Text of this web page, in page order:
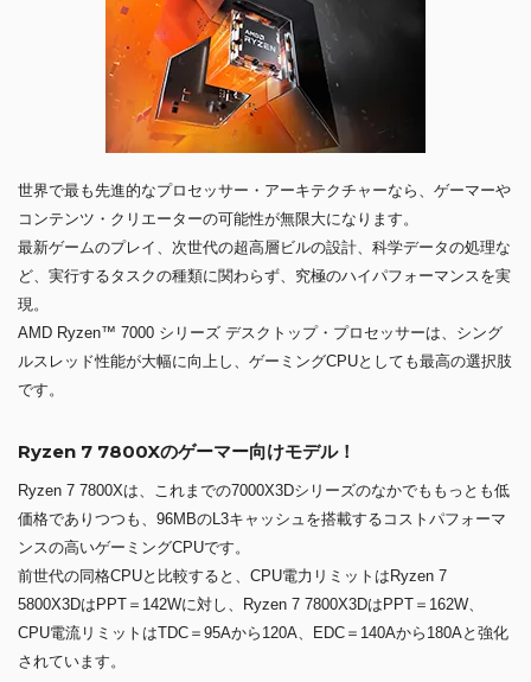
世界で最も先進的なプロセッサー・アーキテクチャーなら、ゲーマーや
コンテンツ・クリエーターの可能性が無限大になります。
最新ゲームのプレイ、次世代の超高層ビルの設計、科学データの処理な
ど、実行するタスクの種類に関わらず、究極のハイパフォーマンスを実
現。
AMD Ryzen™ 7000 シリーズ デスクトップ・プロセッサーは、シング
ルスレッド性能が大幅に向上し、ゲーミングCPUとしても最高の選択肢
です。
Ryzen 7 7800Xのゲーマー向けモデル！
Ryzen 7 7800Xは、これまでの7000X3Dシリーズのなかでももっとも低
価格でありつつも、96MBのL3キャッシュを搭載するコストパフォーマ
ンスの高いゲーミングCPUです。
前世代の同格CPUと比較すると、CPU電力リミットはRyzen 7
5800X3DはPPT＝142Wに対し、Ryzen 7 7800X3DはPPT＝162W、
CPU電流リミットはTDC＝95Aから120A、EDC＝140Aから180Aと強化
されています。